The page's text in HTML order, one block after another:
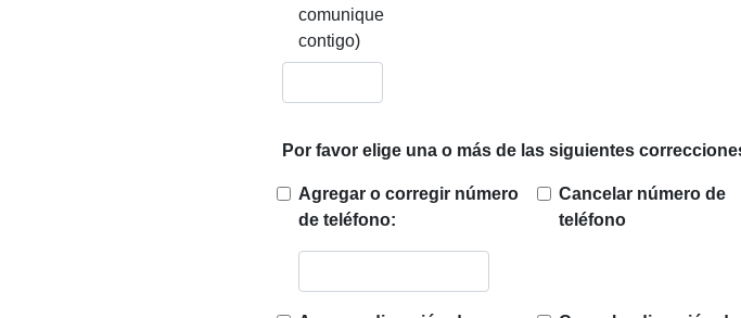
comunique
contigo)
Por favor elige una o más de las siguientes
Agregar o corregir número
de teléfono:
Cancelar número de
teléfono